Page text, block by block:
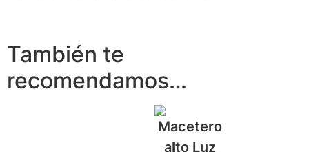
También te
recomendamos…